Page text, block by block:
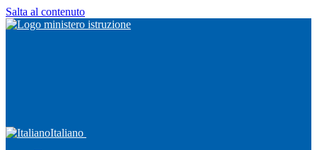
Salta al contenuto
Italiano